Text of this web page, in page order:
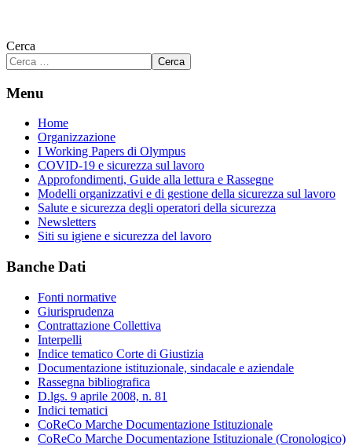
Cerca
Cerca
Menu
Home
Organizzazione
I Working Papers di Olympus
COVID-19 e sicurezza sul lavoro
Approfondimenti, Guide alla lettura e Rassegne
Modelli organizzativi e di gestione della sicurezza sul lavoro
Salute e sicurezza degli operatori della sicurezza
Newsletters
Siti su igiene e sicurezza del lavoro
Banche Dati
Fonti normative
Giurisprudenza
Contrattazione Collettiva
Interpelli
Indice tematico Corte di Giustizia
Documentazione istituzionale, sindacale e aziendale
Rassegna bibliografica
D.lgs. 9 aprile 2008, n. 81
Indici tematici
CoReCo Marche Documentazione Istituzionale
CoReCo Marche Documentazione Istituzionale (Cronologico)